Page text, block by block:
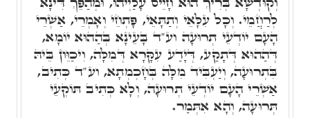
לְרַחֲמֵי. וְכָל עִלָּאֵי וְתַתָּאֵי, פָּתְחֵי וְאָמְרֵי, אַשְׁרֵי
הָעָם יוֹדְעֵי תְרוּעָה וע"ד בָּעֵינָא בְּהַהוּא יוֹמָא,
דְּהַהוּא דְּתָקַע, דְּיָדַע עִקָּרָא דְּמִלָּה, וִיכַוֵּון בֵּיהּ
בִּתְרוּעָה, וְיַעְבִּיד מִלָּה בְּחָכְמְתָא, וע"ד כְּתִיב,
אַשְׁרֵי הָעָם יוֹדְעֵי תְרוּעָה, וְלָא כְּתִיב תּוֹקְעֵי
תְּרוּעָה, וְהָא אִתְּמַר.